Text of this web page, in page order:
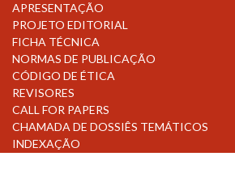
APRESENTAÇÃO
PROJETO EDITORIAL
FICHA TÉCNICA
NORMAS DE PUBLICAÇÃO
CÓDIGO DE ÉTICA
REVISORES
CALL FOR PAPERS
CHAMADA DE DOSSIÊS TEMÁTICOS
INDEXAÇÃO